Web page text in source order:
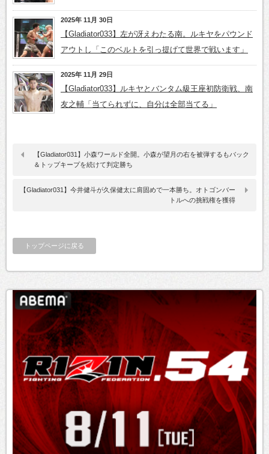
2025年 11月 30日
【Gladiator033】左が冴えわたる南。ルキヤをパウンド
アウトし「このベルトを引っ提げて世界で戦います」
2025年 11月 29日
【Gladiator033】ルキヤとバンタム級王座初防衛戦、南
友之輔「当てられずに、自分は全部当てる」
【Gladiator031】小森ワールド全開。小森が望月の右を被弾するもバック
＆トップキープを続けて判定勝ち
【Gladiator031】今井健斗が久保健太に肩固めで一本勝ち。オトゴンバー
トルへの挑戦権を獲得
トップページに戻る